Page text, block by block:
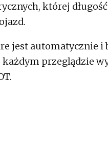
której
jest automatycznie i
przeglądzie